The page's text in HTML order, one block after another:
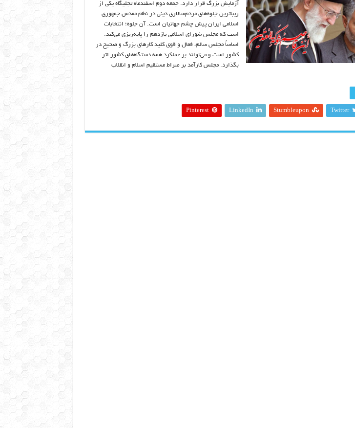
آزمایش بزرگ قرار دارد. جمعه دوم اسفندماه تجلیگاه یکی از
زیباترین جلوه‌های مردم‌سالاری دینی در نظام مقدس جمهوری
اسلامی ایران پیش چشم جهانیان است. آن جلوه؛ انتخابات
است که مجلس شورای اسلامی یازدهم را پایه‌ریزی می‌کند.
اساساً مجلس سالم، فعال و قوی کلید کارهای بزرگ و صحیح در
کشور است و می‌تواند بر عملکرد همه‌ دستگاه‌های کشور اثر
بگذارد. مجلس کارآمد بر صراط مستقیم اسلام و انقلاب
Twitter
Stumbleupon
LinkedIn
Pinterest